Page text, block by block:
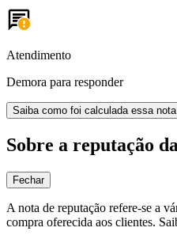
Atendimento
Demora para responder
Saiba como foi calculada essa nota
Sobre a reputação
Fechar
A nota de reputação refere-se a
compra oferecida aos clientes.